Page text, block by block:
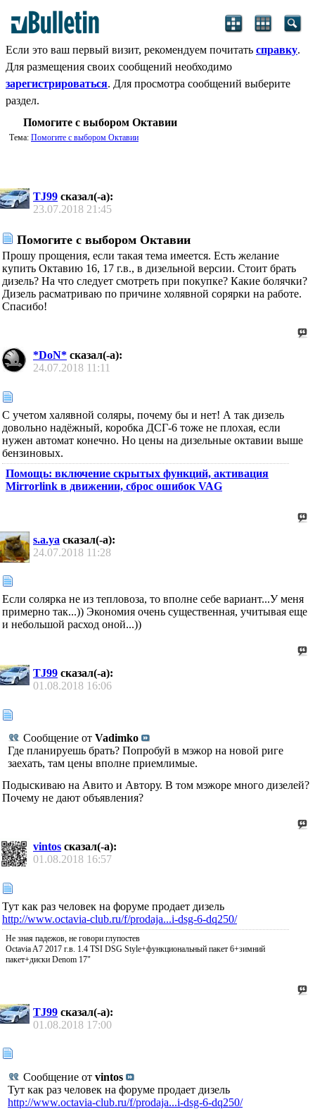
Если это ваш первый визит, рекомендуем почитать справку.
Для размещения своих сообщений необходимо
зарегистрироваться. Для просмотра сообщений выберите
раздел.
Помогите с выбором Октавии
Тема: Помогите с выбором Октавии
TJ99 сказал(-а):
23.07.2018 21:45
Помогите с выбором Октавии
Прошу прощения, если такая тема имеется. Есть желание
купить Октавию 16, 17 г.в., в дизельной версии. Стоит брать
дизель? На что следует смотреть при покупке? Какие болячки?
Дизель расматриваю по причине холявной сорярки на работе.
Спасибо!
*DoN* сказал(-а):
24.07.2018 11:11
С учетом халявной соляры, почему бы и нет! А так дизель
довольно надёжный, коробка ДСГ-6 тоже не плохая, если
нужен автомат конечно. Но цены на дизельные октавии выше
бензиновых.
Помощь: включение скрытых функций, активация
Mirrorlink в движении, сброс ошибок VAG
s.a.ya сказал(-а):
24.07.2018 11:28
Если солярка не из тепловоза, то вполне себе вариант...У меня
примерно так...)) Экономия очень существенная, учитывая еще
и небольшой расход оной...))
TJ99 сказал(-а):
01.08.2018 16:06
Сообщение от Vadimko
Где планируешь брать? Попробуй в мэжор на новой риге
заехать, там цены вполне приемлимые.
Подыскиваю на Авито и Автору. В том мэжоре много дизелей?
Почему не дают объявления?
vintos сказал(-а):
01.08.2018 16:57
Тут как раз человек на форуме продает дизель
http://www.octavia-club.ru/f/prodaja...i-dsg-6-dq250/
Не зная падежов, не говори глупостев
Octavia A7 2017 г.в. 1.4 TSI DSG Style+функциональный пакет 6+зимний
пакет+диски Denom 17"
TJ99 сказал(-а):
01.08.2018 17:00
Сообщение от vintos
Тут как раз человек на форуме продает дизель
http://www.octavia-club.ru/f/prodaja...i-dsg-6-dq250/